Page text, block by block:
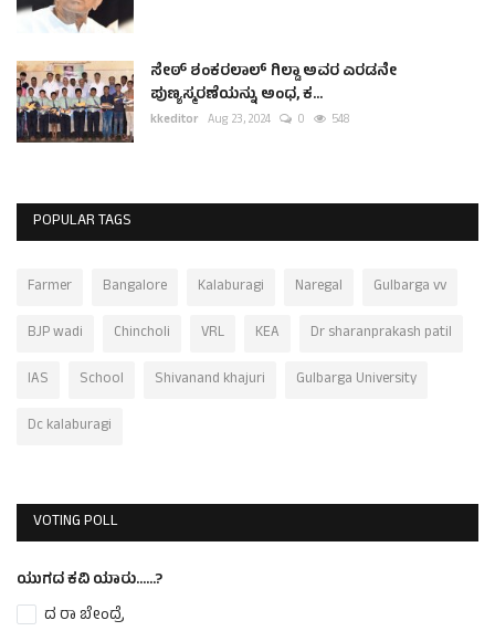
ಸೇಠ್ ಶಂಕರಲಾಲ್ ಗಿಲ್ಡಾ ಅವರ ಎರಡನೇ
ಪುಣ್ಯಸ್ಮರಣೆಯನ್ನು ಅಂಧ, ಕ...
kkeditor Aug 23, 2024 0 548
POPULAR TAGS
Farmer Bangalore Kalaburagi Naregal
Gulbarga vv
BJP wadi
Chincholi VRL KEA
Dr sharanprakash patil
IAS
School Shivanand khajuri
Gulbarga University
Dc kalaburagi
VOTING POLL
ಯುಗದ ಕವಿ ಯಾರು......?
ದ ರಾ ಬೇಂದ್ರೆ